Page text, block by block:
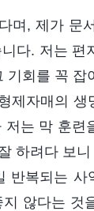
며, 제가 문
다. 저는 편
회를 꼭 잡
제자매의 생
는 막 훈련
하려다 보
반복되는 사
않다는 것